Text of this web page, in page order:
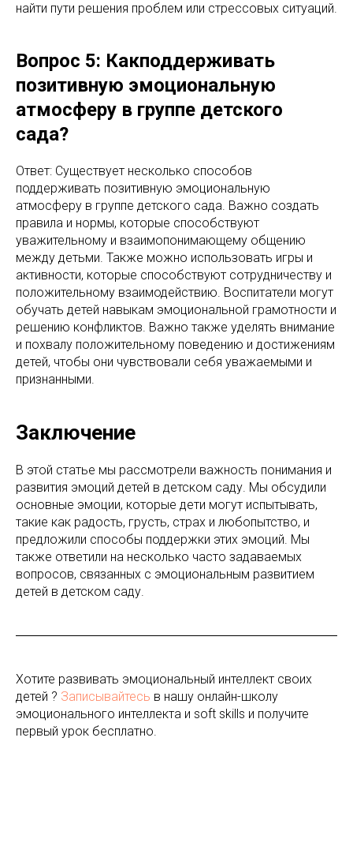
найти пути решения проблем или стрессовых ситуаций.
Вопрос 5: Какподдерживать
позитивную эмоциональную
атмосферу в группе детского
сада?
Ответ: Существует несколько способов
поддерживать позитивную эмоциональную
атмосферу в группе детского сада. Важно создать
правила и нормы, которые способствуют
уважительному и взаимопонимающему общению
между детьми. Также можно использовать игры и
активности, которые способствуют сотрудничеству и
положительному взаимодействию. Воспитатели могут
обучать детей навыкам эмоциональной грамотности и
решению конфликтов. Важно также уделять внимание
и похвалу положительному поведению и достижениям
детей, чтобы они чувствовали себя уважаемыми и
признанными.
Заключение
В этой статье мы рассмотрели важность понимания и
развития эмоций детей в детском саду. Мы обсудили
основные эмоции, которые дети могут испытывать,
такие как радость, грусть, страх и любопытство, и
предложили способы поддержки этих эмоций. Мы
также ответили на несколько часто задаваемых
вопросов, связанных с эмоциональным развитием
детей в детском саду.
Хотите развивать эмоциональный интеллект своих
детей ? Записывайтесь в нашу онлайн-школу
эмоционального интеллекта и soft skills и получите
первый урок бесплатно.